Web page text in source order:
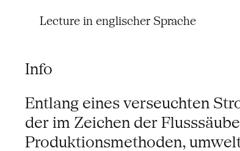
Lecture in englischer Sprache
Info
Entlang eines verseuchten
der im Zeichen der
Produktionsmethoden,